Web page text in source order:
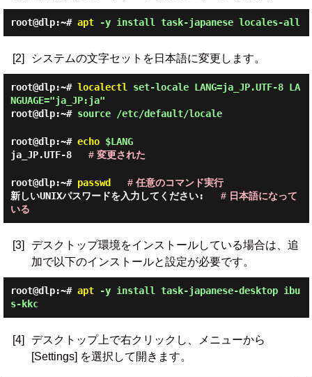
root@dlp:~# apt-y install task-japanese locales-all
[2] システムの文字セットを日本語に変更します。
root@dlp:~# localectl set-locale LANG=ja_JP.UTF-8 LA
NGUAGE="ja_JP:ja"
root@dlp:~# source /etc/default/locale
root@dlp:~# echo$LANG
ja_JP.UTF-8 # 変更された
root@dlp:~# passwd
# 任意のコマンド実行
新しいUNIXパスワードを入力してください: # 日本語になって
いる
[3]
デスクトップ環境をインストールしている場合は、追
加で以下のインストールと設定が必要です。
root@dlp:~# apt-y install task-japanese-desktop ibu
s-kkc
[4]
デスクトップ上で右クリックし、メニューから
[Settings] を選択して開きます。